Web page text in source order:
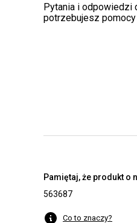
Pytania i odpowiedzi
potrzebujesz pomocy
Pamiętaj, że produkt o
563687
Co to znaczy?